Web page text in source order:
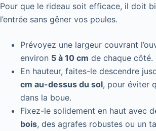
Pour que le rideau soit efficace, il doit
l’entrée sans gêner vos poules.
Prévoyez une largeur couvrant
environ 5 à 10 cm de chaque côté.
En hauteur, faites-le descendre
cm au-dessus du sol, pour éviter
dans la boue.
Fixez-le solidement en haut avec
bois, des agrafes robustes ou un